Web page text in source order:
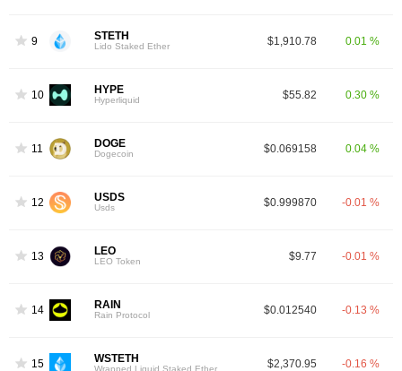
9 STETH
Lido Staked Ether $1,910.78 0.01 %
10 HYPE
Hyperliquid $55.82 0.30 %
11 DOGE
Dogecoin $0.069158 0.04 %
12 USDS
Usds $0.999870 -0.01 %
13 LEO
LEO Token $9.77 -0.01 %
14 RAIN
Rain Protocol $0.012540 -0.13 %
15 WSTETH $2,370.95 -0.16 %